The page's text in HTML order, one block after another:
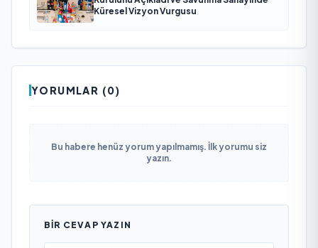
Küresel Vizyon Vurgusu
YORUMLAR (0)
Bu habere henüz yorum yapılmamış. İlk yorumu siz
yazın.
BIR CEVAP YAZIN